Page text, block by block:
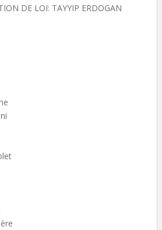
DE LOI: TAYYIP ERDOGAN